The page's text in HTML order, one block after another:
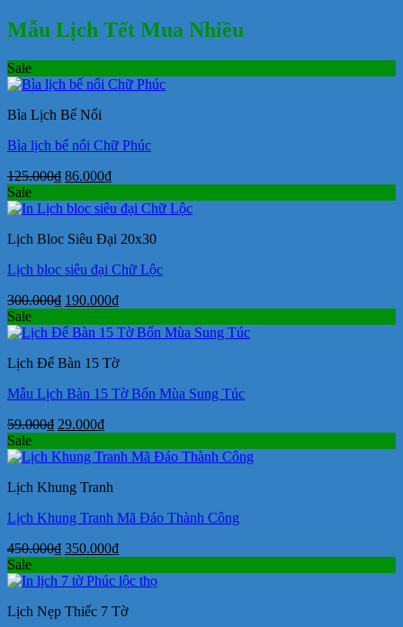
Mẫu Lịch Tết Mua Nhiều
Sale
Bìa Lịch Bế Nổi
Bìa lịch bế nổi Chữ Phúc
125.000₫ Giá
là:
86.000₫Giá
tại
86.000₫.
Sale
Lịch Bloc Siêu Đại 20x30
Lịch bloc siêu đại Chữ Lộc
300.000₫ Giá
là:
190.000₫Giá
tại
190.000₫.
Sale
Lịch Để Bàn 15 Tờ
Mẫu Lịch Bàn 15 Tờ Bốn Mùa Sung Túc
59.000₫ Giá
là:
29.000₫Giá
tại
29.000₫.
Sale
Lịch Khung Tranh
Lịch Khung Tranh Mã Đáo Thành Công
450.000₫ Giá
là:
350.000₫Giá
tại
350.000₫.
Sale
Lịch Nẹp Thiếc 7 Tờ